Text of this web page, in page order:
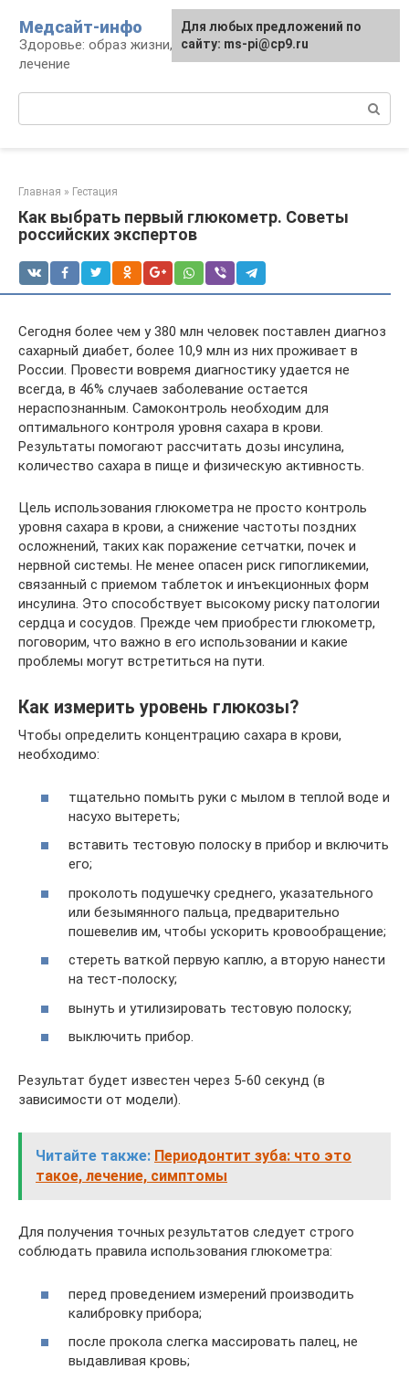
контенту
Медсайт-инфо
Здоровье: образ жизни, профилактика и
лечение
Главная » Гестация
Как выбрать первый глюкометр. Советы
российских экспертов
Сегодня более чем у 380 млн человек поставлен диагноз
сахарный диабет, более 10,9 млн из них проживает в
России. Провести вовремя диагностику удается не
всегда, в 46% случаев заболевание остается
нераспознанным. Самоконтроль необходим для
оптимального контроля уровня сахара в крови.
Результаты помогают рассчитать дозы инсулина,
количество сахара в пище и физическую активность.
Цель использования глюкометра не просто контроль
уровня сахара в крови, а снижение частоты поздних
осложнений, таких как поражение сетчатки, почек и
нервной системы. Не менее опасен риск гипогликемии,
связанный с приемом таблеток и инъекционных форм
инсулина. Это способствует высокому риску патологии
сердца и сосудов. Прежде чем приобрести глюкометр,
поговорим, что важно в его использовании и какие
проблемы могут встретиться на пути.
Как измерить уровень глюкозы?
Чтобы определить концентрацию сахара в крови,
необходимо:
тщательно помыть руки с мылом в теплой воде и
насухо вытереть;
вставить тестовую полоску в прибор и включить
его;
проколоть подушечку среднего, указательного
или безымянного пальца, предварительно
пошевелив им, чтобы ускорить кровообращение;
стереть ваткой первую каплю, а вторую нанести
на тест-полоску;
вынуть и утилизировать тестовую полоску;
выключить прибор.
Результат будет известен через 5-60 секунд (в
зависимости от модели).
Читайте также: Периодонтит зуба: что это
такое, лечение, симптомы
Для получения точных результатов следует строго
соблюдать правила использования глюкометра:
перед проведением измерений производить
калибровку прибора;
после прокола слегка массировать палец, не
выдавливая кровь;
Для любых предложений по
сайту: ms-pi@cp9.ru